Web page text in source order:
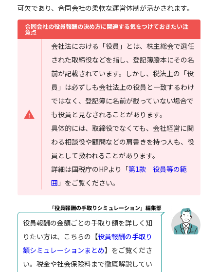
可欠であり、合同会社の柔軟な運営体制が活かされます。
合同会社の役員報酬の決め方に関連する気をつけておきたい注
意点
会社法における「役員」とは、株主総会で選任
された取締役などを指し、登記簿謄本にその名
前が記載されています。しかし、税法上の「役
員」は必ずしも会社法上の役員と一致するわけ
ではなく、登記簿に名前が載っていない場合で
も役員と見なされることがあります。
具体的には、取締役でなくても、会社経営に関
わる相談役や顧問などの肩書きを持つ人も、役
員として扱われることがあります。
詳細は国税庁のHPより「第1款 役員等の範
囲 」をご覧ください。
「役員報酬の手取りシミュレーション」編集部
役員報酬の金額ごとの手取り額を詳しく知
りたい方は、こちらの【役員報酬の手取り
額シミュレーションまとめ】をご覧くださ
い。税金や社会保険料まで徹底解説してい